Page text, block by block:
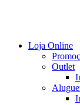
Loja Online
Outlet